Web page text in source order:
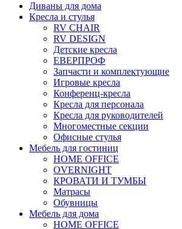
Диваны для дома
Кресла и стулья
RV CHAIR
RV DESIGN
Детские кресла
ЕВЕРПРОФ
Запчасти и комплектующие
Игровые кресла
Конференц-кресла
Кресла для персонала
Кресла для руководителей
Многоместные секции
Офисные стулья
Мебель для гостиниц
HOME OFFICE
OVERNIGHT
КРОВАТИ И ТУМБЫ
Матрасы
Обувницы
Мебель для дома
HOME OFFICE